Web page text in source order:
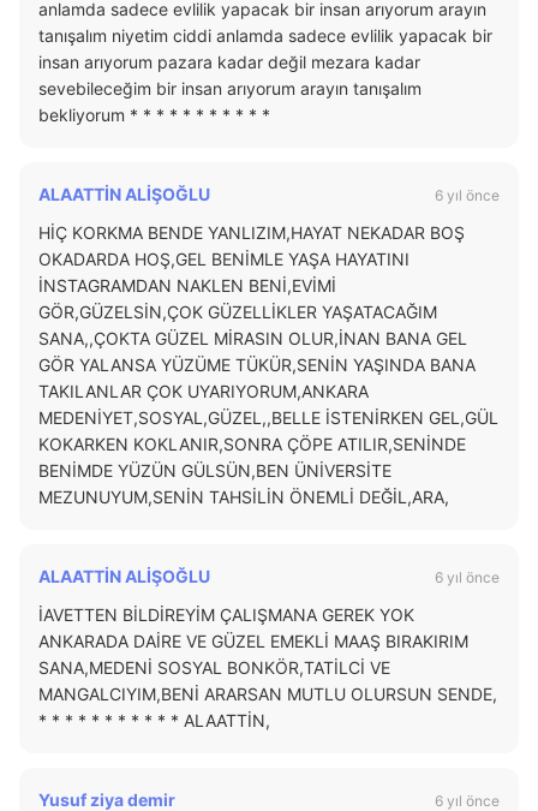
anlamda sadece evlilik yapacak bir insan arıyorum arayın
tanışalım niyetim ciddi anlamda sadece evlilik yapacak bir
insan arıyorum pazara kadar değil mezara kadar
sevebileceğim bir insan arıyorum arayın tanışalım
bekliyorum * * * * * * * * * * *
ALAATTİN ALİŞOĞLU 6 yıl önce
HİÇ KORKMA BENDE YANLIZIM,HAYAT NEKADAR BOŞ
OKADARDA HOŞ,GEL BENİMLE YAŞA HAYATINI
İNSTAGRAMDAN NAKLEN BENİ,EVİMİ
GÖR,GÜZELSİN,ÇOK GÜZELLİKLER YAŞATACAĞIM
SANA,,ÇOKTA GÜZEL MİRASIN OLUR,İNAN BANA GEL
GÖR YALANSA YÜZÜME TÜKÜR,SENİN YAŞINDA BANA
TAKILANLAR ÇOK UYARIYORUM,ANKARA
MEDENİYET,SOSYAL,GÜZEL,,BELLE İSTENİRKEN GEL,GÜL
KOKARKEN KOKLANIR,SONRA ÇÖPE ATILIR,SENİNDE
BENİMDE YÜZÜN GÜLSÜN,BEN ÜNİVERSİTE
MEZUNUYUM,SENİN TAHSİLİN ÖNEMLİ DEĞİL,ARA,
ALAATTİN ALİŞOĞLU 6 yıl önce
İAVETTEN BİLDİREYİM ÇALIŞMANA GEREK YOK
ANKARADA DAİRE VE GÜZEL EMEKLİ MAAŞ BIRAKIRIM
SANA,MEDENİ SOSYAL BONKÖR,TATİLCİ VE
MANGALCIYIM,BENİ ARARSAN MUTLU OLURSUN SENDE,
* * * * * * * * * * * ALAATTİN,
Yusuf ziya demir 6 yıl önce